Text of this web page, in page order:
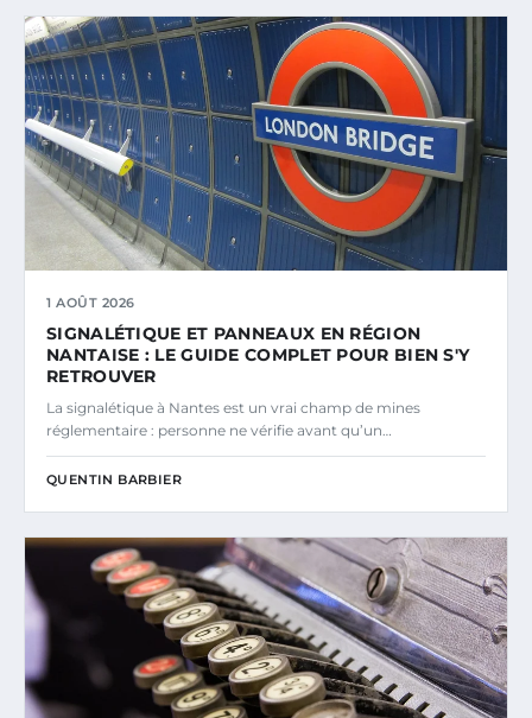
1 AOÛT 2026
SIGNALÉTIQUE ET PANNEAUX EN RÉGION
NANTAISE : LE GUIDE COMPLET POUR BIEN S'Y
RETROUVER
La signalétique à Nantes est un vrai champ de mines
réglementaire : personne ne vérifie avant qu’un…
QUENTIN BARBIER